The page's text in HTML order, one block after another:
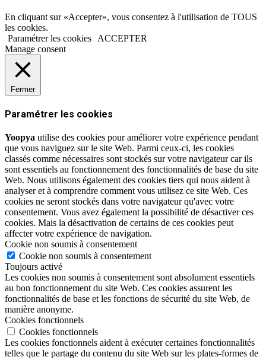
En cliquant sur «Accepter», vous consentez à l'utilisation de TOUS
les cookies.
Paramétrer les cookies
ACCEPTER
Manage consent
Fermer
Paramétrer les cookies
Yoopya utilise des cookies pour améliorer votre expérience pendant
que vous naviguez sur le site Web. Parmi ceux-ci, les cookies
classés comme nécessaires sont stockés sur votre navigateur car ils
sont essentiels au fonctionnement des fonctionnalités de base du site
Web. Nous utilisons également des cookies tiers qui nous aident à
analyser et à comprendre comment vous utilisez ce site Web. Ces
cookies ne seront stockés dans votre navigateur qu'avec votre
consentement. Vous avez également la possibilité de désactiver ces
cookies. Mais la désactivation de certains de ces cookies peut
affecter votre expérience de navigation.
Cookie non soumis à consentement
Cookie non soumis à consentement
Toujours activé
Les cookies non soumis à consentement sont absolument essentiels
au bon fonctionnement du site Web. Ces cookies assurent les
fonctionnalités de base et les fonctions de sécurité du site Web, de
manière anonyme.
Cookies fonctionnels
Cookies fonctionnels
Les cookies fonctionnels aident à exécuter certaines fonctionnalités
telles que le partage du contenu du site Web sur les plates-formes de